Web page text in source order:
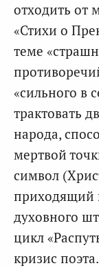
отходить от
«Стихи о
теме
«сильного в
трактовать
народа,
мертвой
символ
приходящий
духовного
цикл
кризис поэта.